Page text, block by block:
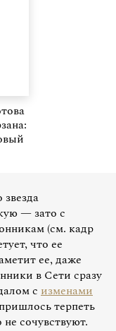
— зато с
(см. кадр
что ее
ее, даже
в Сети сразу
с изменами
терпеть
сочувствуют.